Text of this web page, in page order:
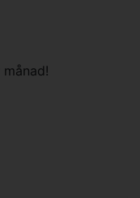
månad!